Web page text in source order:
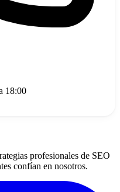
18:00
profesionales de SEO
confían en nosotros.